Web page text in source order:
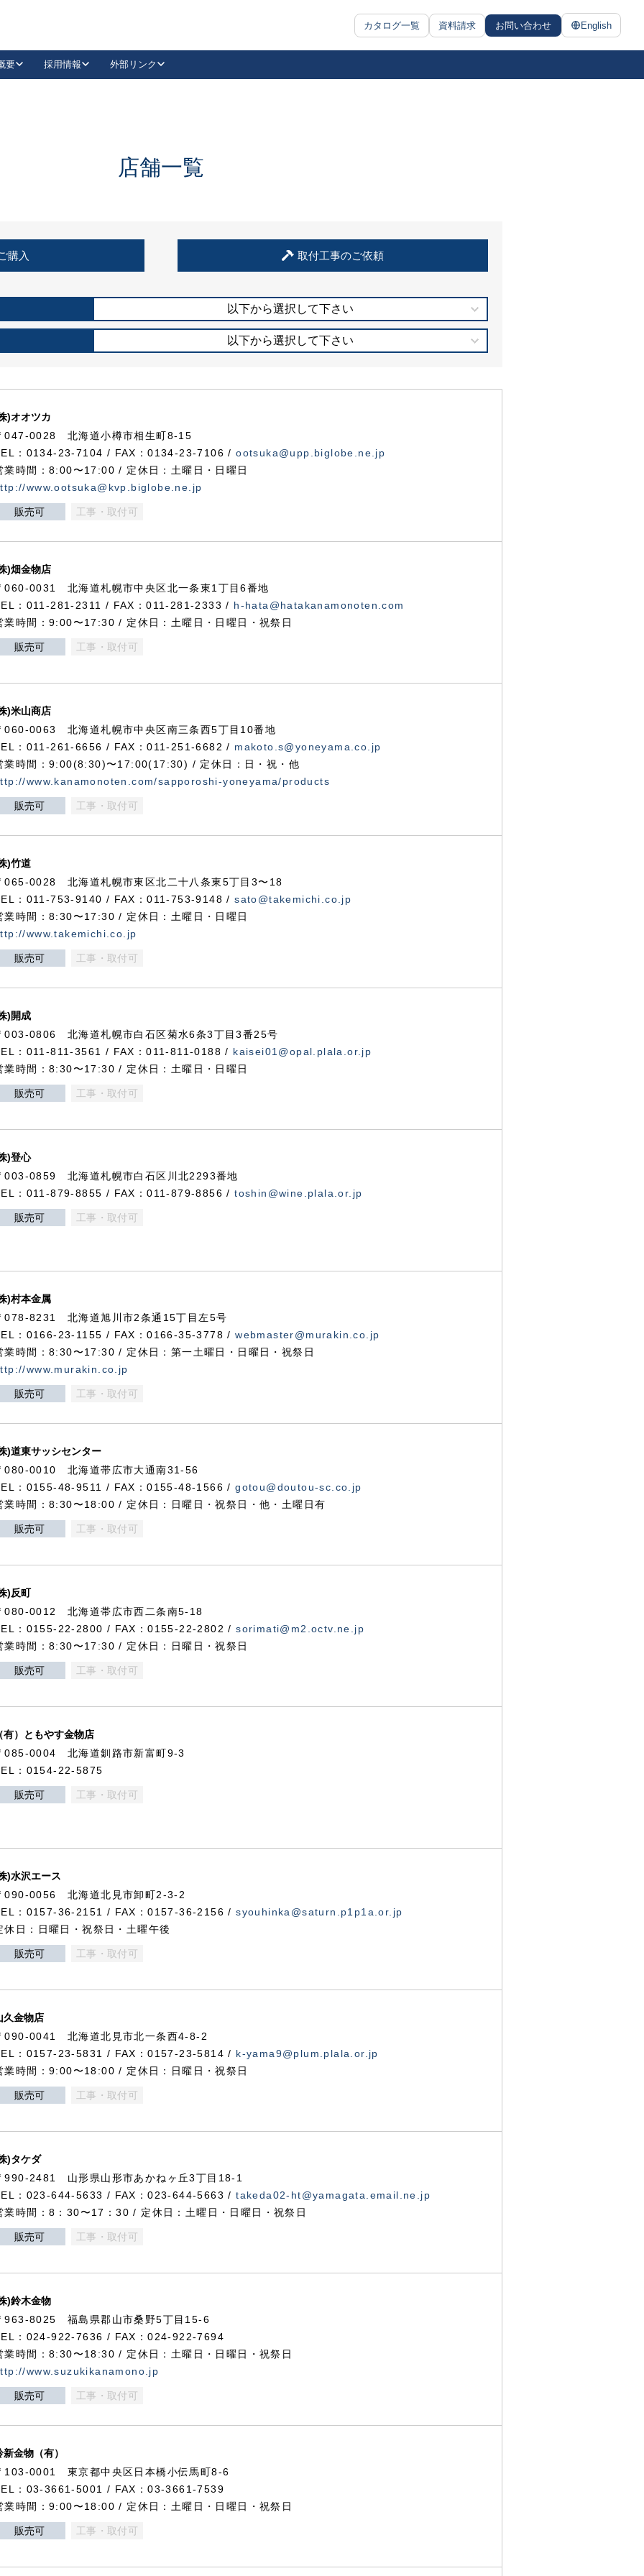
カタログ一覧 資料請求 お問い合わせ English
抗ウイルス・抗菌製品
要 採用情報 外部リンク
LinkedIn
住宅使用部材標準化推進協議会
店舗一覧
購入 取付工事のご依頼
以下から選択して下さい
以下から選択して下さい
)オオツカ
047-0028 北海道小樽市相生町8-15
：0134-23-7104 / FAX：0134-23-7106 /ootsuka@upp.biglobe.ne.jp
業時間：8:00〜17:00 / 定休日：土曜日・日曜日
www.ootsuka@kvp.biglobe.ne.jp
販売可 工事・取付可
)畑金物店
060-0031 北海道札幌市中央区北一条東1丁目6番地
：011-281-2311 / FAX：011-281-2333 / h-hata@hatakanamonoten.com
業時間：9:00〜17:30 / 定休日：土曜日・日曜日・祝祭日
販売可 工事・取付可
)米山商店
060-0063 北海道札幌市中央区南三条西5丁目10番地
：011-261-6656 / FAX：011-251-6682 / makoto.s@yoneyama.co.jp
業時間：9:00(8:30)〜17:00(17:30) / 定休日：日・祝・他
www.kanamonoten.com/sapporoshi-yoneyama/products
販売可 工事・取付可
)竹道
065-0028 北海道札幌市東区北二十八条東5丁目3〜18
：011-753-9140 / FAX：011-753-9148 /sato@takemichi.co.jp
業時間：8:30〜17:30 / 定休日：土曜日・日曜日
www.takemichi.co.jp
販売可 工事・取付可
)開成
003-0806 北海道札幌市白石区菊水6条3丁目3番25号
：011-811-3561 / FAX：011-811-0188 / kaisei01@opal.plala.or.jp
業時間：8:30〜17:30 / 定休日：土曜日・日曜日
販売可 工事・取付可
)登心
003-0859 北海道札幌市白石区川北2293番地
：011-879-8855 / FAX：011-879-8856 /toshin@wine.plala.or.jp
販売可 工事・取付可
)村本金属
078-8231 北海道旭川市2条通15丁目左5号
：0166-23-1155 / FAX：0166-35-3778 /webmaster@murakin.co.jp
業時間：8:30〜17:30 / 定休日：第一土曜日・日曜日・祝祭日
www.murakin.co.jp
販売可 工事・取付可
)道東サッシセンター
080-0010 北海道帯広市大通南31-56
：0155-48-9511 / FAX：0155-48-1566 /gotou@doutou-sc.co.jp
業時間：8:30〜18:00 / 定休日：日曜日・祝祭日・他・土曜日有
販売可 工事・取付可
)反町
080-0012 北海道帯広市西二条南5-18
：0155-22-2800 / FAX：0155-22-2802 /sorimati@m2.octv.ne.jp
業時間：8:30〜17:30 / 定休日：日曜日・祝祭日
販売可 工事・取付可
有）ともやす金物店
085-0004 北海道釧路市新富町9-3
：0154-22-5875
販売可 工事・取付可
)水沢エース
090-0056 北海道北見市卸町2-3-2
：0157-36-2151 / FAX：0157-36-2156 /syouhinka@saturn.p1p1a.or.jp
休日：日曜日・祝祭日・土曜午後
販売可 工事・取付可
久金物店
090-0041 北海道北見市北一条西4-8-2
：0157-23-5831 / FAX：0157-23-5814 / k-yama9@plum.plala.or.jp
業時間：9:00〜18:00 / 定休日：日曜日・祝祭日
販売可 工事・取付可
)タケダ
990-2481 山形県山形市あかねヶ丘3丁目18-1
：023-644-5633 / FAX：023-644-5663 /takeda02-ht@yamagata.email.ne.jp
業時間：8：30〜17：30 / 定休日：土曜日・日曜日・祝祭日
販売可 工事・取付可
)鈴木金物
963-8025 福島県郡山市桑野5丁目15-6
：024-922-7636 / FAX：024-922-7694
業時間：8:30〜18:30 / 定休日：土曜日・日曜日・祝祭日
www.suzukikanamono.jp
販売可 工事・取付可
新金物（有）
103-0001 東京都中央区日本橋小伝馬町8-6
：03-3661-5001 / FAX：03-3661-7539
業時間：9:00〜18:00 / 定休日：土曜日・日曜日・祝祭日
販売可 工事・取付可